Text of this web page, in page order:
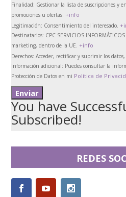
Finalidad: Gestionar la lista de suscripciones y
promociones u ofertas. +info
Legitimación: Consentimiento del interesado.
Destinatarios: CPC SERVICIOS
marketing, dentro de la UE. +info
Derechos: Acceder, rectificar y suprimir los
Información adicional: Puedes consultar la
Protección de Datos en mi Política de
You have
Subscribed!
REDES